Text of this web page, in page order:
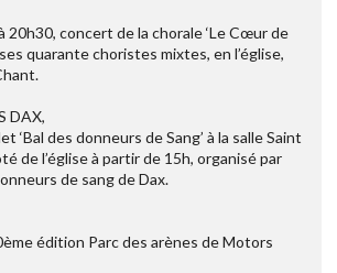
20h30, concert de la chorale ‘Le Cœur de
quarante choristes mixtes, en l’église,
DAX,
‘Bal des donneurs de Sang’ à la salle Saint
de l’église à partir de 15h, organisé par
de sang de Dax.
édition Parc des arènes de Motors